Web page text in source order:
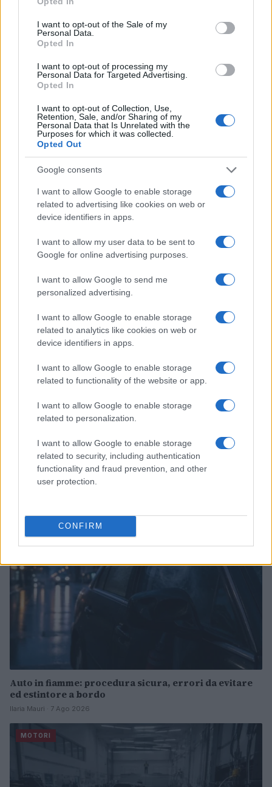
use your data for below specified purposes in below Google
consent section.
I want to opt-out of the Sale of my
Personal Data.
Opted In
I want to opt-out of processing my
Personal Data for Targeted Advertising.
Opted In
I want to opt-out of Collection, Use,
Retention, Sale, and/or Sharing of my
Personal Data that Is Unrelated with the
Purposes for which it was collected.
Opted Out
Google consents
I want to allow Google to enable storage
related to advertising like cookies on web or
device identifiers in apps.
I want to allow my user data to be sent to
Google for online advertising purposes.
I want to allow Google to send me
personalized advertising.
I want to allow Google to enable storage
related to analytics like cookies on web or
device identifiers in apps.
I want to allow Google to enable storage
related to functionality of the website or app.
I want to allow Google to enable storage
related to personalization.
I want to allow Google to enable storage
related to security, including authentication
functionality and fraud prevention, and other
user protection.
CONFIRM
Continua a leggere
MOTORI
La svolta green di Suzuki: 240.000 auto elettrificate
vendute in Italia
Francesca Lombardi · 8 Ago 2026
Auto in fiamme: procedura sicura, errori da evitare
ed estintore a bordo
Ilaria Mauri · 7 Ago 2026
MOTORI